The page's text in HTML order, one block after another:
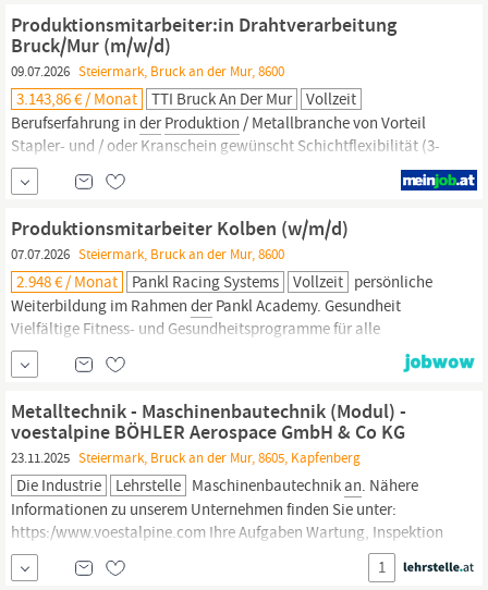
langfristige Karrierechancen bei attraktiven...
Produktionsmitarbeiter:in Drahtverarbeitung
Bruck/Mur (m/w/d)
09.07.2026 Steiermark, Bruck an der Mur, 8600
3.143,86 € / Monat TTI Bruck An Der Mur
Vollzeit
Berufserfahrung in der Produktion / Metallbranche von Vorteil
Stapler- und / oder Kranschein gewünscht Schichtflexibilität (3-
und 4 Schichtbetrieb) Weiterbildungsbereitschaft
Qualitätsbewusstsein, Genauigkeit und Zuverlässigkeit Unser
Langfristige Stelle mit Option auf
Übernahme in das...
Produktionsmitarbeiter Kolben (w/m/d)
07.07.2026 Steiermark, Bruck an der Mur, 8600
2.948 € / Monat Pankl Racing Systems Vollzeit persönliche
Weiterbildung im Rahmen derPankl Academy. Gesundheit
Vielfältige Fitness- und Gesundheitsprogramme für alle
Mitarbeiter:innen. Unterstützung bei
Betriebskantine mit täglich frisch zubereiteten Gerichten
ProduktionsmitarbeiterKolben ...
Metalltechnik - Maschinenbautechnik (Modul) -
voestalpine BÖHLER Aerospace GmbH & Co KG
23.11.2025 Steiermark, Bruck an der Mur, 8605, Kapfenberg
Die Industrie Lehrstelle Maschinenbautechnikan. Nähere
Informationen zu unserem Unternehmen finden Sie unter:
https:/www.voestalpine.com Ihre Aufgaben Wartung, Inspektion
und Instandsetzung von mechanischen, hydraulischen und
pneumatischen Systemen
Produktionsanlagen
1